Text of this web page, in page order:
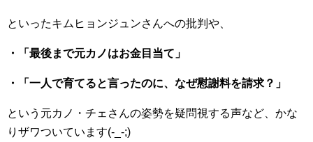
といったキムヒョンジュンさんへの批判や、
・「最後まで元カノはお金目当て」
・「一人で育てると言ったのに、なぜ慰謝料を請求？」
という元カノ・チェさんの姿勢を疑問視する声など、かな
りザワついています(-_-;)